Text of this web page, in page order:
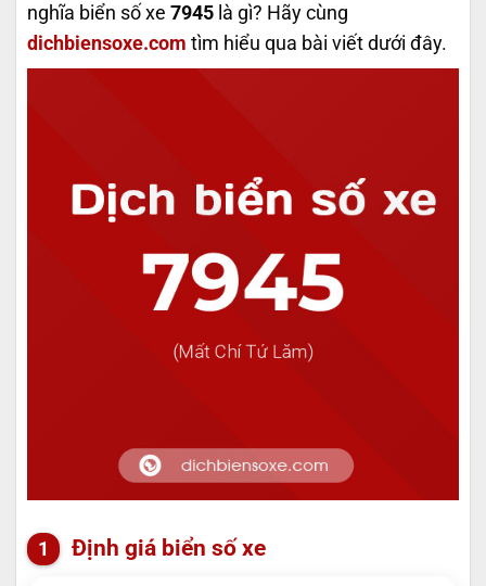
nghĩa biển số xe 7945 là gì? Hãy cùng
dichbiensoxe.com tìm hiểu qua bài viết dưới đây.
Định giá biển số xe